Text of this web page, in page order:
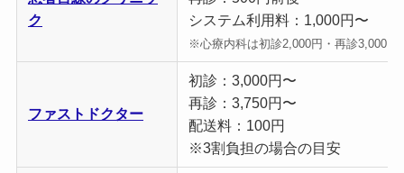
ク
システム利用料：1,000円〜
※心療内科は初診2,000円・再診3,000円
ファストドクター
初診：3,000円〜
再診：3,750円〜
配送料：100円
※3割負担の場合の目安